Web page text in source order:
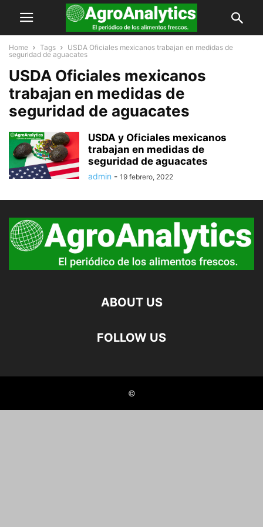
Home Tags
USDA Oficiales mexicanos trabajan en medidas de
seguridad de aguacates
USDA Oficiales mexicanos
trabajan en medidas de
seguridad de aguacates
USDA y Oficiales mexicanos
trabajan en medidas de
seguridad de aguacates
admin - 19 febrero, 2022
ABOUT US
FOLLOW US
©